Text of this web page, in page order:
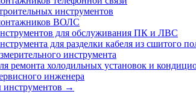
инструментов
ВОЛС
для обслуживания ПК и ЛВС
для разделки кабеля из сшитого
инструмента
ремонта холодильных установок и
инженера
→